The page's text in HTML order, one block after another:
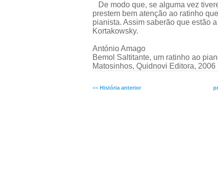
De modo que, se alguma vez
prestem bem atenção ao ratinho
pianista. Assim saberão que estão
Kortakowsky.
António Amago
Bemol Saltitante, um ratinho ao
Matosinhos, Quidnovi Editora, 2006
<< História anterior